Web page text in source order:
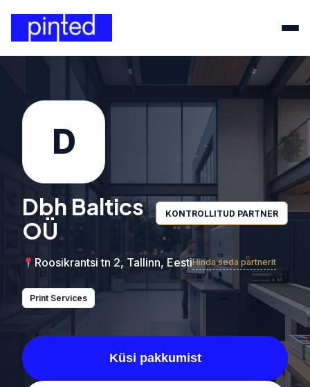
D
Dbh Baltics
OÜ
KONTROLLITUD PARTNER
Roosikrantsi tn 2, Tallinn, EestiHinda seda partnerit
Print Services
Küsi pakkumist